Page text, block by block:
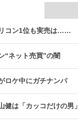
コン1位も実売は……
“ネット売買”の闇
ロケ中にガチナンパ
健は「カッコだけの男」